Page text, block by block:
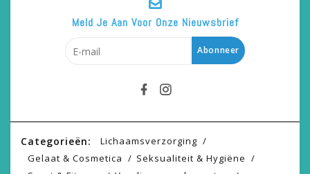
Meld Je Aan Voor Onze Nieuwsbrief
Abonneer
Categorieën:
Lichaamsverzorging
Gelaat & Cosmetica
Seksualiteit & Hygiëne